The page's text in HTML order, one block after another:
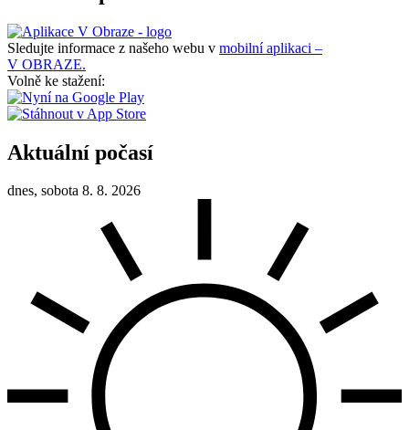
Sledujte informace z našeho webu v mobilní aplikaci –
V OBRAZE.
Volně ke stažení:
Aktuální počasí
dnes, sobota 8. 8. 2026